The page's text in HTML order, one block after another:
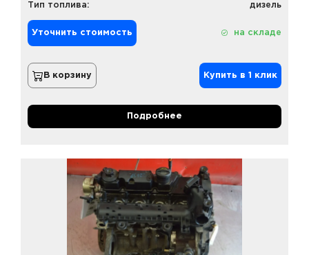
Тип топлива:
дизель
Уточнить стоимость на складе
В корзину Купить в 1 клик
Подробнее